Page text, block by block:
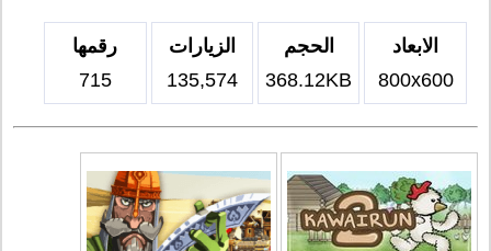
الابعاد
800x600
الحجم
368.12KB
الزيارات
135,574
رقمها
715